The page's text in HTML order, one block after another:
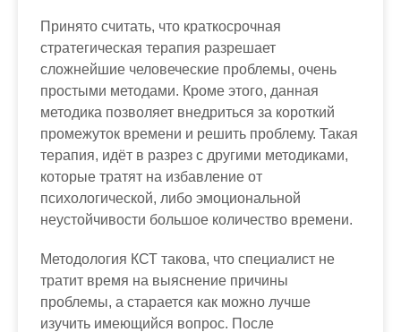
Принято считать, что краткосрочная
стратегическая терапия разрешает
сложнейшие человеческие проблемы, очень
простыми методами. Кроме этого, данная
методика позволяет внедриться за короткий
промежуток времени и решить проблему. Такая
терапия, идёт в разрез с другими методиками,
которые тратят на избавление от
психологической, либо эмоциональной
неустойчивости большое количество времени.
Методология КСТ такова, что специалист не
тратит время на выяснение причины
проблемы, а старается как можно лучше
изучить имеющийся вопрос. После